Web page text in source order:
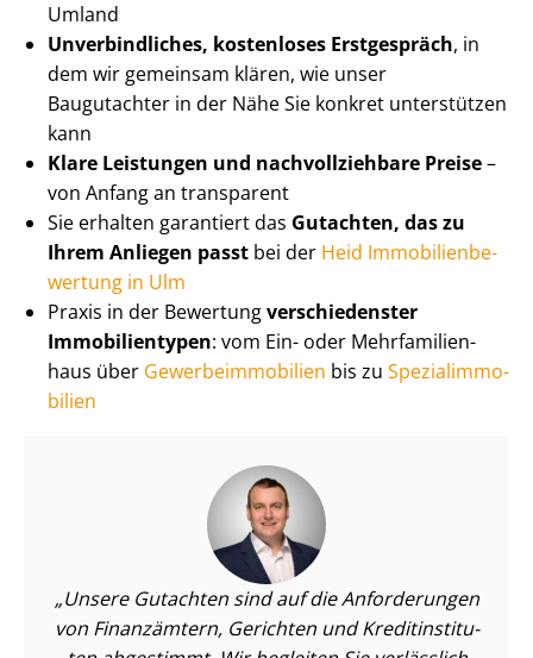
Umland
Unverbindliches, kostenloses Erstgespräch, in
dem wir gemeinsam klären, wie unser
Baugutachter in der Nähe Sie konkret unterstützen
kann
Klare Leistungen und nach­voll­zieh­ba­re Preise–
von Anfang an transparent
Sie erhalten garantiert das Gutachten, das zu
Ihrem Anliegen passt bei der Heid Im­mo­bi­li­en­be­
wer­tung in Ulm
Praxis in der Bewertungverschiedenster
Immobilientypen: vom Ein- oder Mehr­fa­mi­li­en­
haus über Ge­wer­be­im­mo­bi­li­en bis zu Spe­zi­al­im­mo­
bi­li­en
Unsere Gutachten sind auf die Anforderungen
von Finanzämtern, Gerichten und Kre­dit­in­sti­tu­